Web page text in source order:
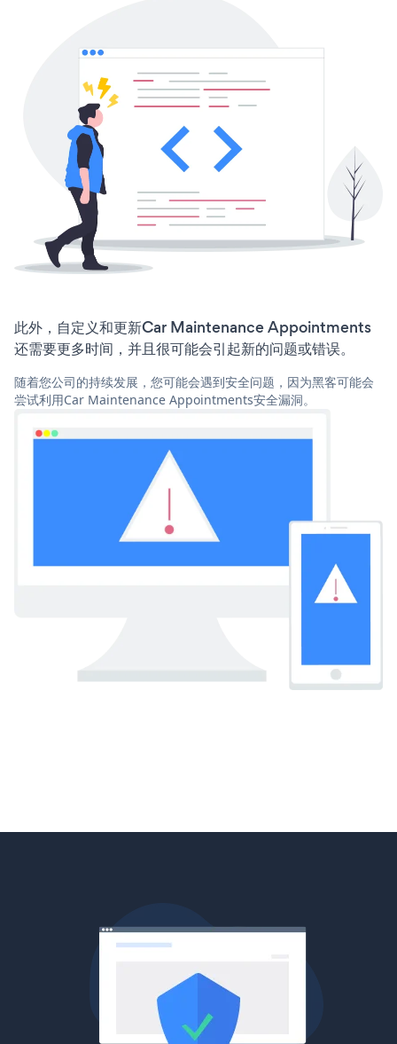
此外，自定义和更新Car Maintenance Appointments
还需要更多时间，并且很可能会引起新的问题或错误。
随着您公司的持续发展，您可能会遇到安全问题，因为黑客可能会
尝试利用Car Maintenance Appointments安全漏洞。